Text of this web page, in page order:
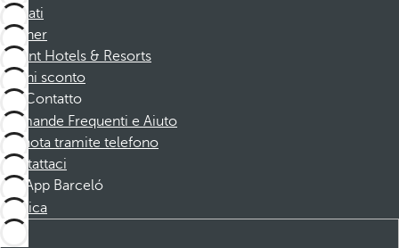
Affiliati
Partner
Dorint Hotels & Resorts
Buoni sconto
Contatto
Domande Frequenti e Aiuto
Prenota tramite telefono
Contattaci
App Barceló
Scarica